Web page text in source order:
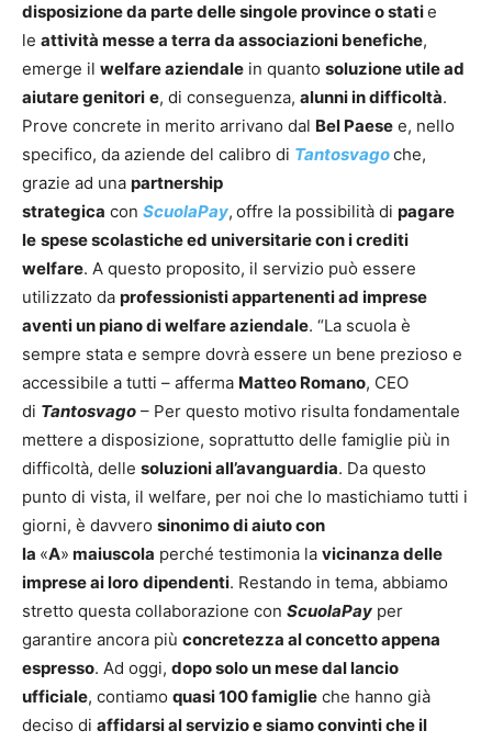
disposizione da parte delle singole province o statie
le attività messe a terra da associazioni benefiche,
emerge il welfare aziendale in quanto soluzione utile ad
aiutare genitori e, di conseguenza, alunni in difficoltà.
Prove concrete in merito arrivano dal Bel Paese e, nello
specifico, da aziende del calibro di Tantosvagoche,
grazie ad una partnership
strategica con ScuolaPay, offre la possibilità di pagare
le spese scolastiche ed universitarie con i crediti
welfare. A questo proposito, il servizio può essere
utilizzato da professionisti appartenenti ad imprese
aventi un piano di welfare aziendale. “La scuola è
sempre stata e sempre dovrà essere un bene prezioso e
accessibile a tutti – afferma Matteo Romano, CEO
di Tantosvago – Per questo motivo risulta fondamentale
mettere a disposizione, soprattutto delle famiglie più in
difficoltà, delle soluzioni all’avanguardia. Da questo
punto di vista, il welfare, per noi che lo mastichiamo tutti i
giorni, è davvero sinonimo di aiuto con
la «A» maiuscola perché testimonia la vicinanza delle
imprese ai loro dipendenti. Restando in tema, abbiamo
stretto questa collaborazione con ScuolaPay per
garantire ancora più concretezza al concetto appena
espresso. Ad oggi, dopo solo un mese dal lancio
ufficiale, contiamo quasi 100 famiglie che hanno già
deciso di affidarsi al servizio e siamo convinti che il